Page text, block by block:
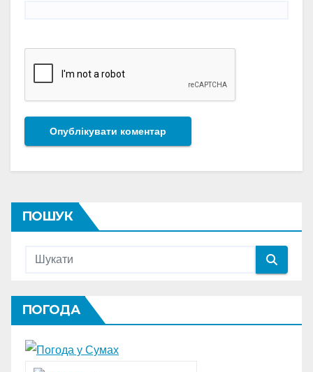
ПОШУК
ПОГОДА